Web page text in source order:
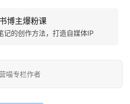
博主爆粉课
记的创作方法，打造自媒体IP
喵专栏作者